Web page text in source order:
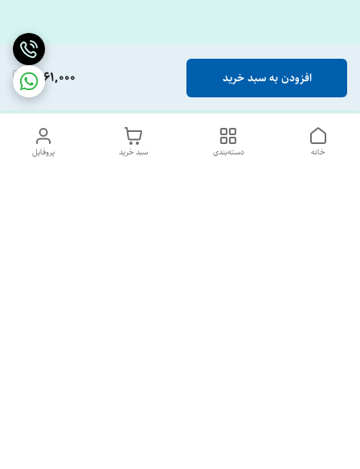
1,061,000 افزودن به سبد خرید
پروفایل سبد خرید دسته‌بندی خانه